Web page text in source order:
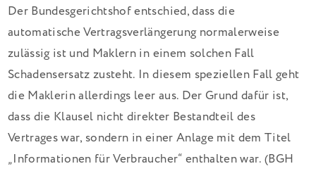
Der Bundesgerichtshof entschied, dass die
automatische Vertragsverlängerung normalerweise
zulässig ist und Maklern in einem solchen Fall
Schadensersatz zusteht. In diesem speziellen Fall geht
die Maklerin allerdings leer aus. Der Grund dafür ist,
dass die Klausel nicht direkter Bestandteil des
Vertrages war, sondern in einer Anlage mit dem Titel
„Informationen für Verbraucher“ enthalten war. (BGH